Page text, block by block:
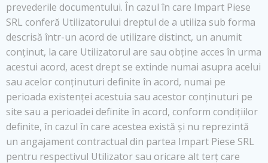
prevederile documentului. În cazul în care Impart Piese
SRL conferă Utilizatorului dreptul de a utiliza sub forma
descrisă într-un acord de utilizare distinct, un anumit
conținut, la care Utilizatorul are sau obține acces în urma
acestui acord, acest drept se extinde numai asupra acelui
sau acelor conținuturi definite în acord, numai pe
perioada existenței acestuia sau acestor conținuturi pe
site sau a perioadei definite în acord, conform condițiilor
definite, în cazul în care acestea există și nu reprezintă
un angajament contractual din partea Impart Piese SRL
pentru respectivul Utilizator sau oricare alt terț care